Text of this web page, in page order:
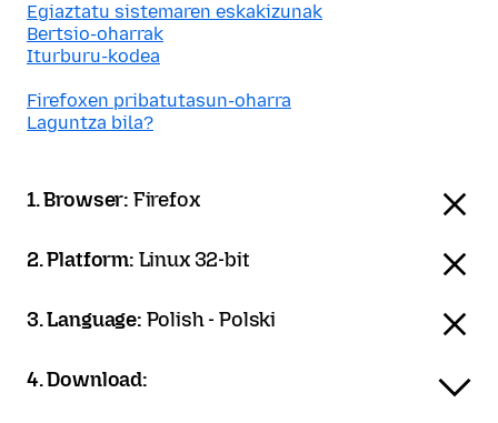
Egiaztatu sistemaren eskakizunak
Bertsio-oharrak
Iturburu-kodea
Firefoxen pribatutasun-oharra
Laguntza bila?
1. Browser: Firefox
2. Platform: Linux 32-bit
3. Language: Polish - Polski
4. Download: